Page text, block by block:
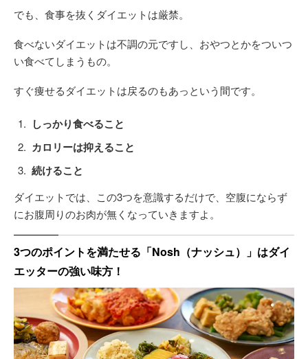
でも、食事を抜くダイエットは厳禁。
食べないダイエットは不調の元ですし、おやつとかをついつ
い食べてしまうもの。
すぐ痩せるダイエットは戻るのもあっという間です。
しっかり食べること
カロリーは抑えること
続けること
ダイエットでは、この3つを意識するだけで、空腹にならず
にお腹周りのお肉が無くなっていきますよ。
3つのポイントを満たせる「Nosh（ナッシュ）」はダイ
エッターの強い味方！